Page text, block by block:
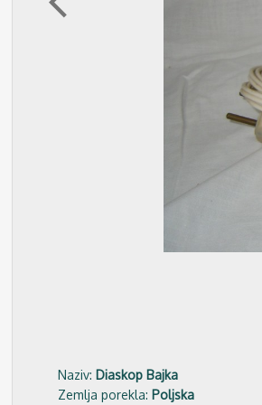
Naziv: Diaskop Bajka
Zemlja porekla: Poljska